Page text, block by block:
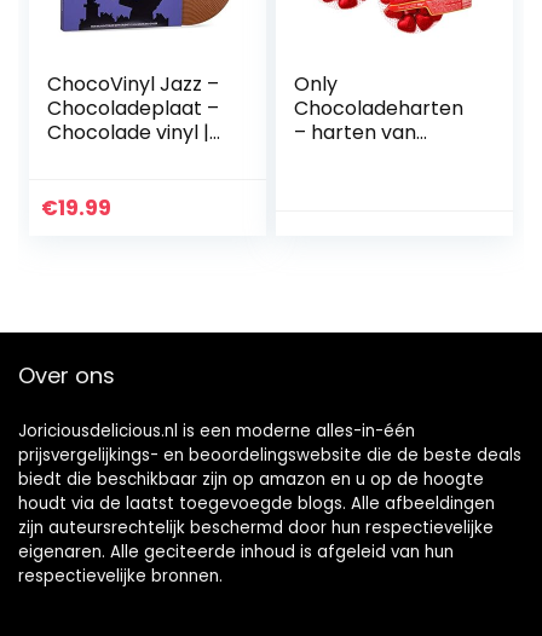
ChocoVinyl Jazz –
Chocoladeplaat –
Chocolade vinyl |
Grappige
muziekliefhebbers
Vaderdag
€19.99
Only
Chocoladeharten
– harten van
zacht smeltende
Over ons
Joriciousdelicious.nl is een moderne alles-in-één
prijsvergelijkings- en beoordelingswebsite die de beste deals
biedt die beschikbaar zijn op amazon en u op de hoogte
houdt via de laatst toegevoegde blogs. Alle afbeeldingen
zijn auteursrechtelijk beschermd door hun respectievelijke
eigenaren. Alle geciteerde inhoud is afgeleid van hun
respectievelijke bronnen.